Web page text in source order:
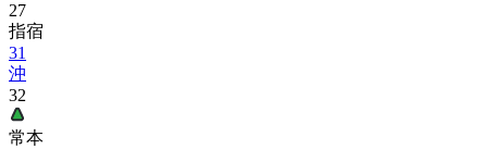
27
指宿
31
沖
32
常本